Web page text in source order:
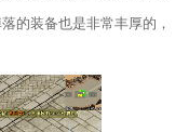
的装备也是非常丰厚的，